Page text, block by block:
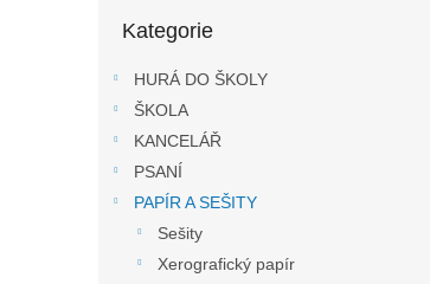
kategorie
Kategorie
HURÁ DO ŠKOLY
ŠKOLA
KANCELÁŘ
PSANÍ
PAPÍR A SEŠITY
Sešity
Xerografický papír